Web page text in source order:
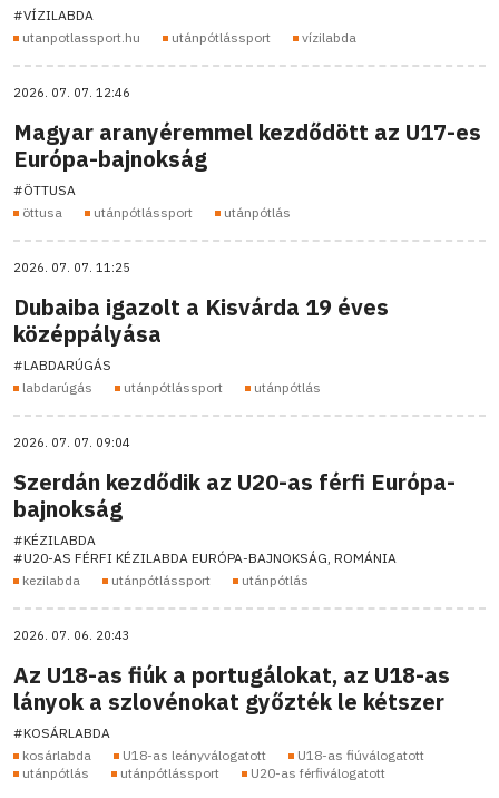
#VÍZILABDA
utanpotlassport.hu
utánpótlássport vízilabda
2026. 07. 07. 12:46
Magyar aranyéremmel kezdődött az U17-es
Európa-bajnokság
#ÖTTUSA
öttusa
utánpótlássport utánpótlás
2026. 07. 07. 11:25
Dubaiba igazolt a Kisvárda 19 éves
középpályása
#LABDARÚGÁS
labdarúgás
utánpótlássport utánpótlás
2026. 07. 07. 09:04
Szerdán kezdődik az U20-as férfi Európa-
bajnokság
#KÉZILABDA
#U20-AS FÉRFI KÉZILABDA EURÓPA-BAJNOKSÁG, ROMÁNIA
kezilabda
utánpótlássport utánpótlás
2026. 07. 06. 20:43
Az U18-as fiúk a portugálokat, az U18-as
lányok a szlovénokat győzték le kétszer
#KOSÁRLABDA
kosárlabda
U18-as leányválogatott
U18-as fiúválogatott
utánpótlás
utánpótlássport U20-as férfiválogatott